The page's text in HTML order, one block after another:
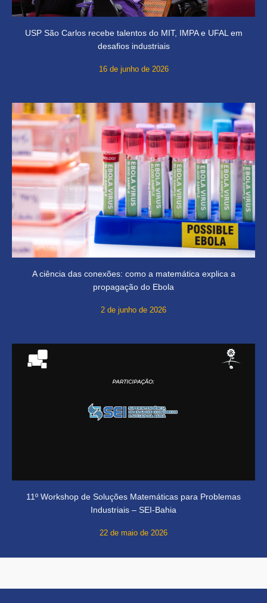
USP São Carlos recebe talentos do MIT, IMPA e UFAL em
desafios industriais
16 de junho de 2026
A ciência das conexões: como a matemática explica a
propagação do Ebola
2 de junho de 2026
11º Workshop de Soluções Matemáticas para Problemas
Industriais – SEI-Bahia
22 de maio de 2026